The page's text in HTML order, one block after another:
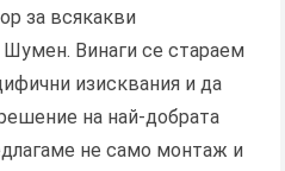
за всякакви
Винаги се стараем
изисквания и да
на най-добрата
не само монтаж и